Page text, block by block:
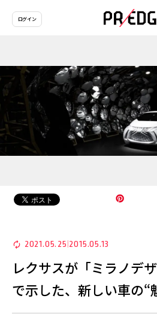
ログイン
2021.05.25 2015.05.13
レクサスが「ミラノデ
で示した、新しい車の“